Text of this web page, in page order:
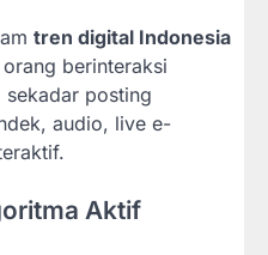
tren digital Indonesia
berinteraksi
posting
audio, live e-
Aktif